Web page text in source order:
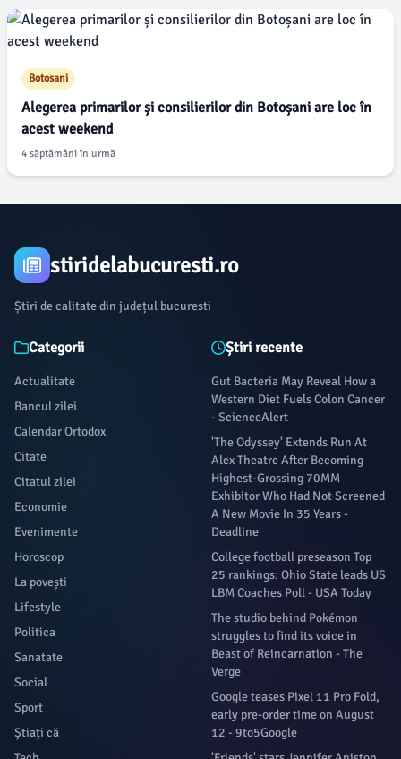
Botosani
Alegerea primarilor și consilierilor din Botoșani are loc în
acest weekend
4 săptămâni în urmă
stiridelabucuresti.ro
Știri de calitate din județul bucuresti
Categorii
Actualitate
Bancul zilei
Calendar Ortodox
Citate
Citatul zilei
Economie
Evenimente
Horoscop
La povești
Lifestyle
Politica
Sanatate
Social
Sport
Știați că
Știri recente
Gut Bacteria May Reveal How a
Western Diet Fuels Colon Cancer
- ScienceAlert
'The Odyssey' Extends Run At
Alex Theatre After Becoming
Highest-Grossing 70MM
Exhibitor Who Had Not Screened
A New Movie In 35 Years -
Deadline
College football preseason Top
25 rankings: Ohio State leads US
LBM Coaches Poll - USA Today
The studio behind Pokémon
struggles to find its voice in
Beast of Reincarnation - The
Verge
Google teases Pixel 11 Pro Fold,
early pre-order time on August
12 - 9to5Google